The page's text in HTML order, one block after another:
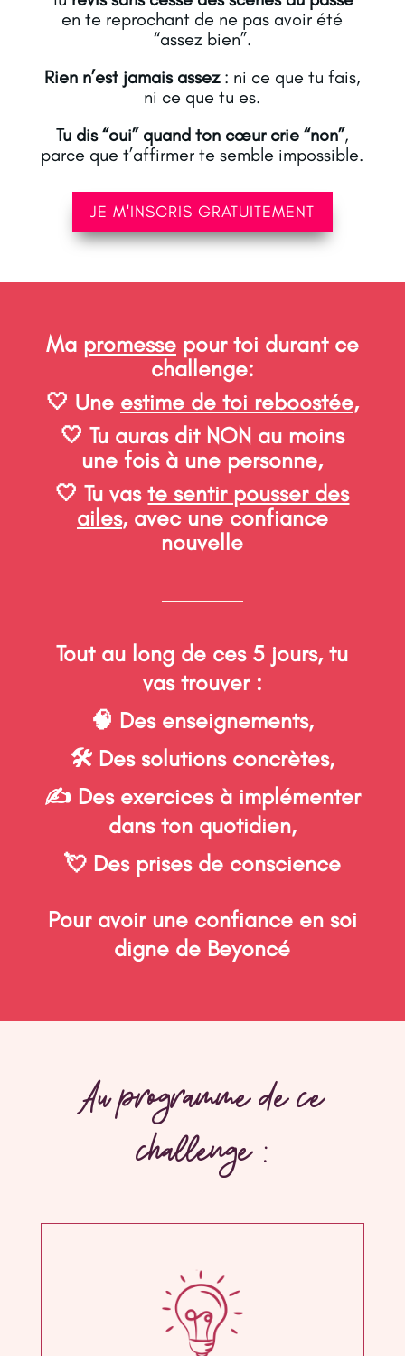
en te reprochant de ne pas avoir été
“assez bien”.
Rien n’est jamais assez: ni ce que tu fais,
ni ce que tu es.
Tu dis “oui” quand ton cœur crie “non”,
parce que t’affirmer te semble impossible.
JE M'INSCRIS GRATUITEMENT
Ma promessepour toi durant ce
challenge:
🤍 Une estime de toi reboostée,
🤍 Tu auras dit NON au moins
une fois à une personne,
🤍 Tu vaste sentir pousser des
ailes, avec une confiance
nouvelle
Tout au long de ces 5 jours, tu
vas trouver :
🧠 Des enseignements,
🛠 Des solutions concrètes,
✍ Des exercices à implémenter
dans ton quotidien,
💘 Des prises de conscience
Pour avoir une confiance en soi
digne de Beyoncé
Au programme de ce
challenge :